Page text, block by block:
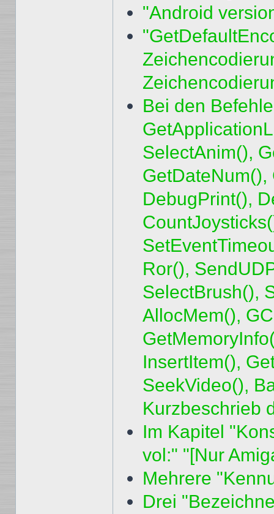
"Android
Bei den
SelectAnim(),
GetDateNum(),
DebugPrint(),
Ror(),
SelectBrush(),
AllocMem(),
InsertItem(),
SeekVideo(),
Kurzbeschrieb
Im Kapitel
vol:" "[Nur
Mehrere
Drei